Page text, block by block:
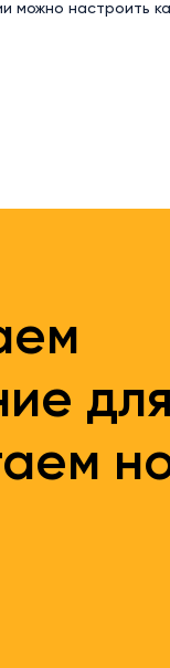
можно настроить